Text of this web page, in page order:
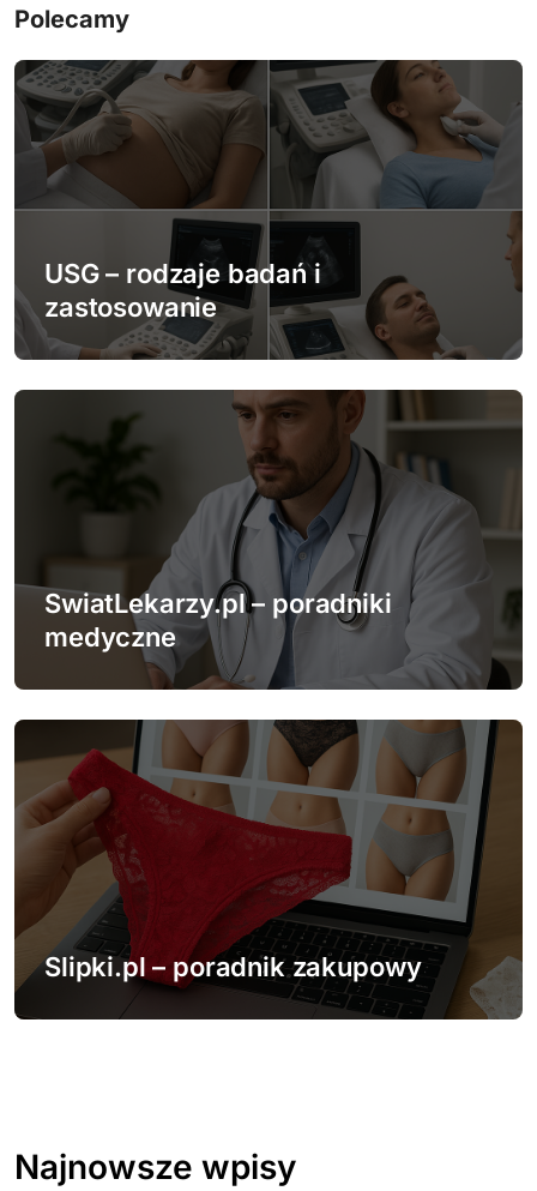
c
j
a
p
s
u
Polecamy
USG – rodzaje badań i
zastosowanie
SwiatLekarzy.pl – poradniki
medyczne
Slipki.pl – poradnik zakupowy
Najnowsze wpisy